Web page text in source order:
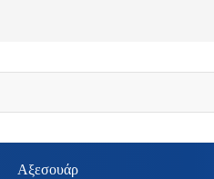
Αξεσουάρ